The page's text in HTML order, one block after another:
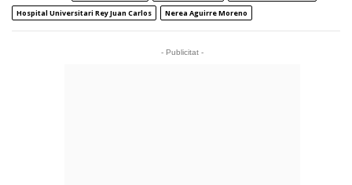
Hospital Universitari Rey Juan Carlos
Nerea Aguirre Moreno
- Publicitat -